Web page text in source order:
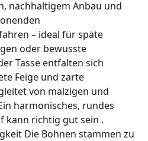
nachhaltigem Anbau und
– ideal für späte
oder bewusste
Tasse entfalten sich
Feige und zarte
von malzigen und
harmonisches, rundes
kann richtig gut sein .
Die Bohnen stammen zu